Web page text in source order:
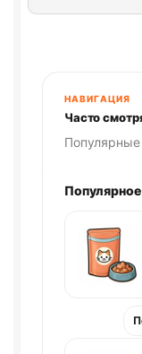
НАВИГАЦИЯ
Часто
Популярное